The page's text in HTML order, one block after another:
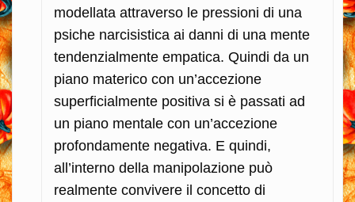
modellata attraverso le pressioni di una
psiche narcisistica ai danni di una mente
tendenzialmente empatica. Quindi da un
piano materico con un’accezione
superficialmente positiva si è passati ad
un piano mentale con un’accezione
profondamente negativa. E quindi,
all’interno della manipolazione può
realmente convivere il concetto di